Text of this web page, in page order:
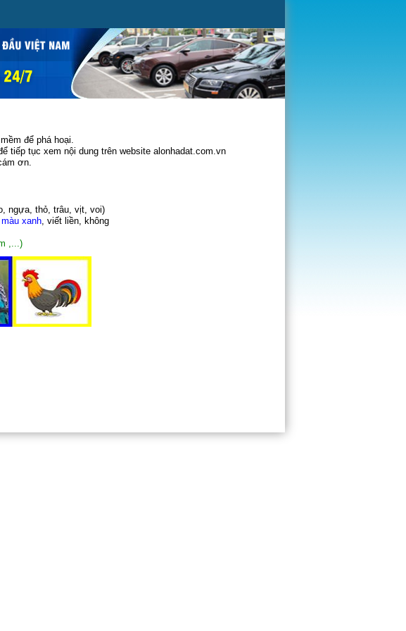
để phá hoại.
tiếp tục xem nội dung trên website alonhadat.com.vn
ơn.
ngựa, thỏ, trâu, vịt, voi)
màu xanh, viết liền, không
,...)